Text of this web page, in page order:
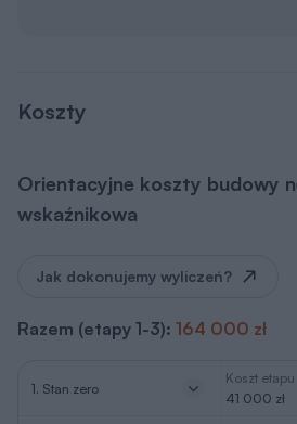
Koszty
Orientacyjne koszty budowy
wskaźnikowa
Jak dokonujemy wyliczeń?
Razem (etapy 1-3): 164 000 zł
1. Stan zero
Koszt etapu
41 000 zł